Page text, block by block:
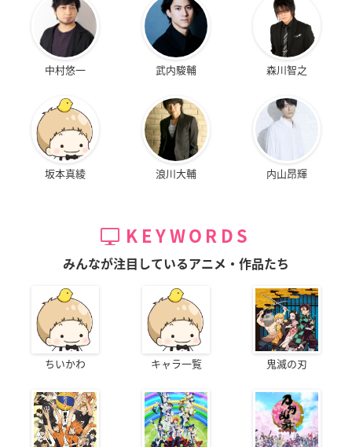
中村悠一 武内駿輔 森川智之
坂本真綾 浪川大輔 内山昂輝
KEYWORDS
みんなが注目しているアニメ・作品たち
ちいかわ キャラ一覧 鬼滅の刃